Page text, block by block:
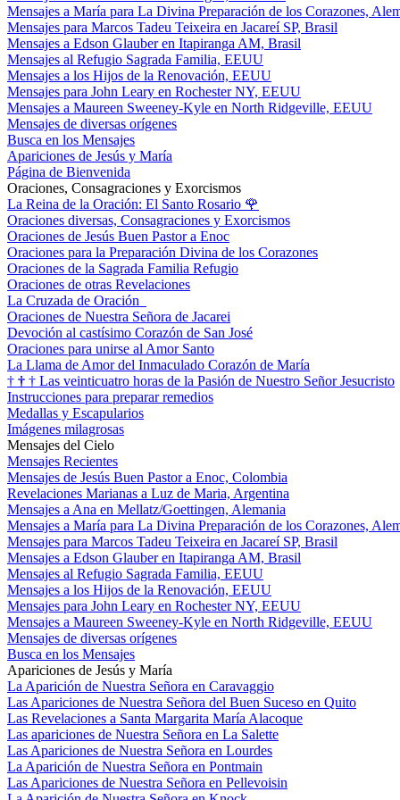
Mensajes a María para La Divina Preparación de los Corazones,
Mensajes para Marcos Tadeu Teixeira en Jacareí SP, Brasil
Mensajes a Edson Glauber en Itapiranga AM, Brasil
Mensajes al Refugio Sagrada Familia, EEUU
Mensajes a los Hijos de la Renovación, EEUU
Mensajes para John Leary en Rochester NY, EEUU
Mensajes a Maureen Sweeney-Kyle en North Ridgeville, EEUU
Mensajes de diversas orígenes
Busca en los Mensajes
Apariciones de Jesús y María
Página de Bienvenida
Oraciones, Consagraciones y Exorcismos
La Reina de la Oración: El Santo Rosario 🌹
Oraciones diversas, Consagraciones y Exorcismos
Oraciones de Jesús Buen Pastor a Enoc
Oraciones para la Preparación Divina de los Corazones
Oraciones de la Sagrada Familia Refugio
Oraciones de otras Revelaciones
La Cruzada de Oración
Oraciones de Nuestra Señora de Jacarei
Devoción al castísimo Corazón de San José
Oraciones para unirse al Amor Santo
La Llama de Amor del Inmaculado Corazón de María
† † † Las veinticuatro horas de la Pasión de Nuestro Señor Jesucristo
Instrucciones para preparar remedios
Medallas y Escapularios
Imágenes milagrosas
Mensajes del Cielo
Mensajes Recientes
Mensajes de Jesús Buen Pastor a Enoc, Colombia
Revelaciones Marianas a Luz de Maria, Argentina
Mensajes a Ana en Mellatz/Goettingen, Alemania
Mensajes a María para La Divina Preparación de los Corazones,
Mensajes para Marcos Tadeu Teixeira en Jacareí SP, Brasil
Mensajes a Edson Glauber en Itapiranga AM, Brasil
Mensajes al Refugio Sagrada Familia, EEUU
Mensajes a los Hijos de la Renovación, EEUU
Mensajes para John Leary en Rochester NY, EEUU
Mensajes a Maureen Sweeney-Kyle en North Ridgeville, EEUU
Mensajes de diversas orígenes
Busca en los Mensajes
Apariciones de Jesús y María
La Aparición de Nuestra Señora en Caravaggio
Las Apariciones de Nuestra Señora del Buen Suceso en Quito
Las Revelaciones a Santa Margarita María Alacoque
Las apariciones de Nuestra Señora en La Salette
Las Apariciones de Nuestra Señora en Lourdes
La Aparición de Nuestra Señora en Pontmain
Las Apariciones de Nuestra Señora en Pellevoisin